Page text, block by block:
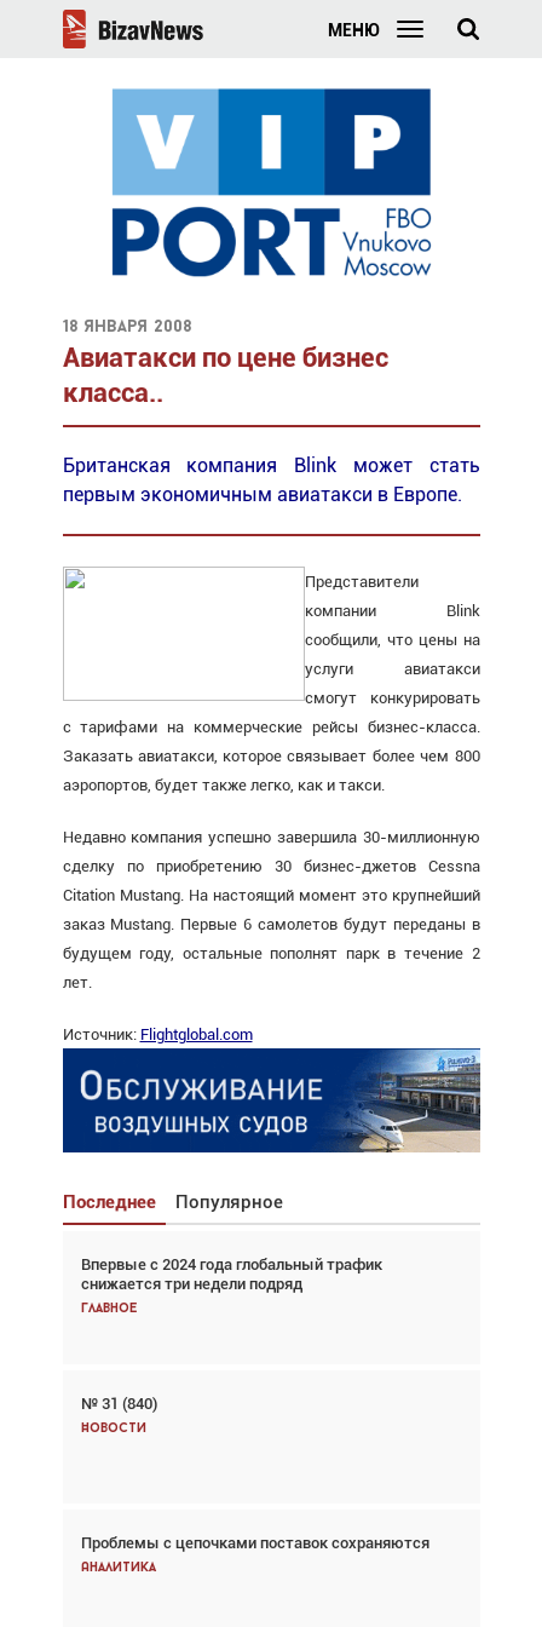
МЕНЮ
18 января 2008
Авиатакси по цене бизнес
класса..
Британская компания Blink может стать
первым экономичным авиатакси в Европе.
Представители
компании Blink
сообщили, что цены на
услуги авиатакси
смогут конкурировать
с тарифами на коммерческие рейсы бизнес-класса.
Заказать авиатакси, которое связывает более чем 800
аэропортов, будет также легко, как и такси.
Недавно компания успешно завершила 30-миллионную
сделку по приобретению 30 бизнес-джетов Cessna
Citation Mustang. На настоящий момент это крупнейший
заказ Mustang. Первые 6 самолетов будут переданы в
будущем году, остальные пополнят парк в течение 2
лет.
Источник: Flightglobal.com
Последнее Популярное
Впервые с 2024 года глобальный трафик
снижается три недели подряд
Главное
№ 31 (840)
Новости
Проблемы с цепочками поставок сохраняются
Аналитика
Взгляд с высоты: тандем вертолётов и БПЛА в
спасательных операциях
Главное
Авиационный фотограф Дэйв Кох: «Фотография
говорит сама за себя... а ИИ всё портит»
Впервые с 2024 года глобальный трафик
снижается три недели подряд